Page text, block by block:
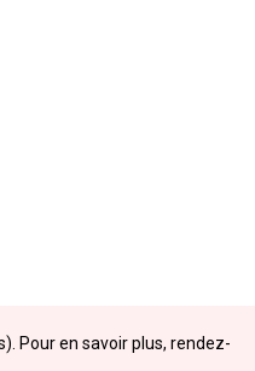
Pour en savoir plus, rendez-